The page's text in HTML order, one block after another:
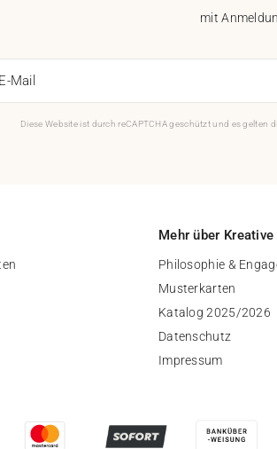
mit
E-Mail
Diese Website ist durch reCAPTCHA geschützt und es gelten
Mehr über
Philosophie &
Musterkarten
Katalog 2025/2026
Datenschutz
Impressum